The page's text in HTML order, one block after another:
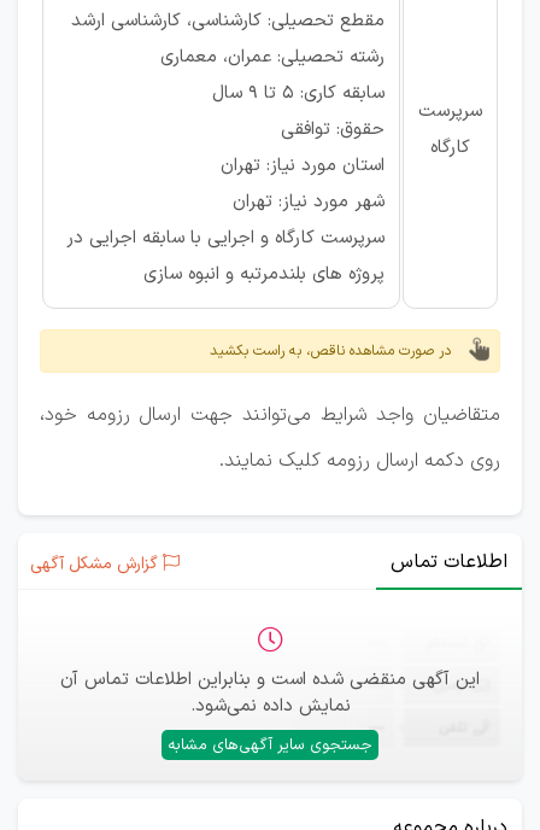
سرپرست
کارگاه
مقطع تحصیلی: کارشناسی، کارشناسی ارشد
رشته تحصیلی: عمران، معماری
سابقه کاری: ۵ تا ۹ سال
حقوق: توافقی
استان مورد نیاز: تهران
شهر مورد نیاز: تهران
سرپرست کارگاه و اجرایی با سابقه اجرایی در
پروژه های بلندمرتبه و انبوه سازی
در صورت مشاهده ناقص، به راست بکشید
متقاضیان واجد شرایط می‌توانند جهت ارسال رزومه خود،
روی دکمه ارسال رزومه کلیک نمایند.
اطلاعات تماس گزارش مشکل آگهی
این آگهی منقضی شده است و بنابراین اطلاعات تماس آن
نمایش داده نمی‌شود.
جستجوی سایر آگهی‌های مشابه
ایمیل —
—